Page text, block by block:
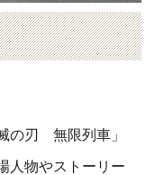
の刃 無限列車」
人物やストーリー